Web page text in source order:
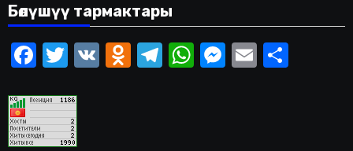
Бөлүшүү тармактары
Facebook
Twitter
VKOdnoklassniki
Telegram
WhatsApp
Messenger
EmailShare